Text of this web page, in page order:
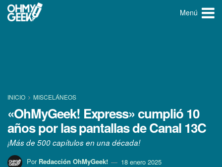
Menú
INICIO MISCELÁNEOS
«OhMyGeek! Express» cumplió 10
años por las pantallas de Canal 13C
¡Más de 500 capítulos en una década!
Por Redacción OhMyGeek! 18 enero 2025